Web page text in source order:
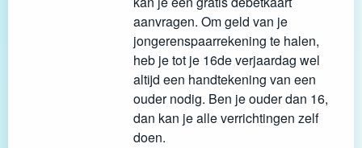
aanvragen. Om geld van je
jongerenspaarrekening te halen,
heb je tot je 16de verjaardag wel
altijd een handtekening van een
ouder nodig. Ben je ouder dan 16,
dan kan je alle verrichtingen zelf
doen.